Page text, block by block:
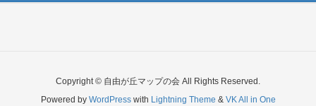
Copyright © 自由が丘マップの会 All Rights Reserved.
Powered by WordPresswith Lightning Theme & VK All in One